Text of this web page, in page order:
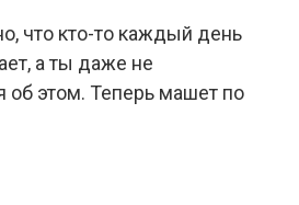
что кто-то каждый день
а ты даже не
об этом. Теперь машет по